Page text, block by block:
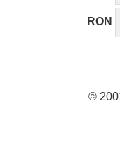
RON
©